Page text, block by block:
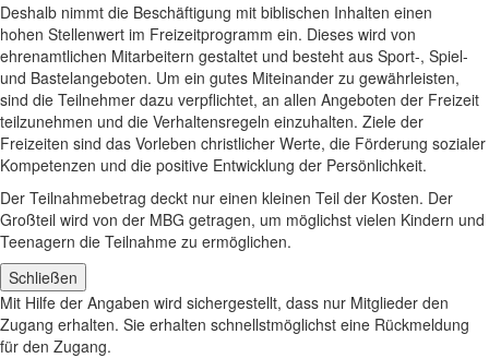
Deshalb nimmt die Beschäftigung mit biblischen Inhalten einen
hohen Stellenwert im Freizeitprogramm ein. Dieses wird von
ehrenamtlichen Mitarbeitern gestaltet und besteht aus Sport-, Spiel-
und Bastelangeboten. Um ein gutes Miteinander zu gewährleisten,
sind die Teilnehmer dazu verpflichtet, an allen Angeboten der Freizeit
teilzunehmen und die Verhaltensregeln einzuhalten. Ziele der
Freizeiten sind das Vorleben christlicher Werte, die Förderung sozialer
Kompetenzen und die positive Entwicklung der Persönlichkeit.
Der Teilnahmebetrag deckt nur einen kleinen Teil der Kosten. Der
Großteil wird von der MBG getragen, um möglichst vielen Kindern und
Teenagern die Teilnahme zu ermöglichen.
Schließen
Mit Hilfe der Angaben wird sichergestellt, dass nur Mitglieder den
Zugang erhalten. Sie erhalten schnellstmöglichst eine Rückmeldung
für den Zugang.